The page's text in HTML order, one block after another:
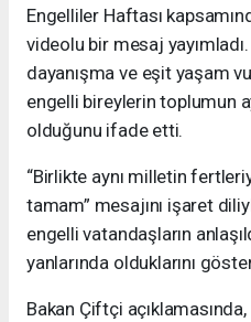
Engelliler Haftası
videolu bir mesaj
dayanışma ve eşit yaşam
engelli bireylerin toplumun
olduğunu ifade etti.
“Birlikte aynı milletin
tamam” mesajını işaret
engelli vatandaşların
yanlarında olduklarını
Bakan Çiftçi